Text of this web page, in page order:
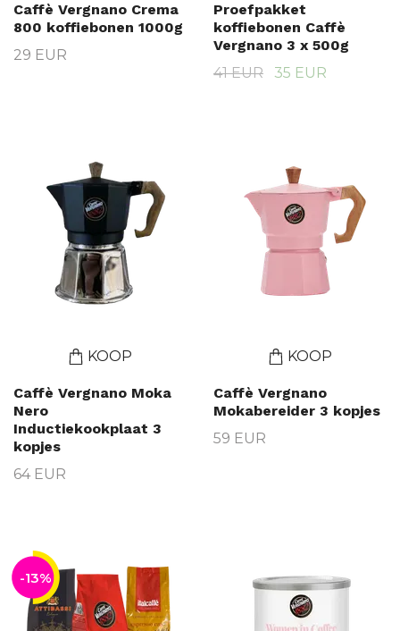
Caffè Vergnano Crema
800 koffiebonen 1000g
29 EUR
Proefpakket
koffiebonen Caffè
Vergnano 3 x 500g
41 EUR
35 EUR
KOOP
Caffè Vergnano Moka
Nero
Inductiekookplaat 3
kopjes
64 EUR
KOOP
Caffè Vergnano
Mokabereider 3 kopjes
59 EUR
-13%